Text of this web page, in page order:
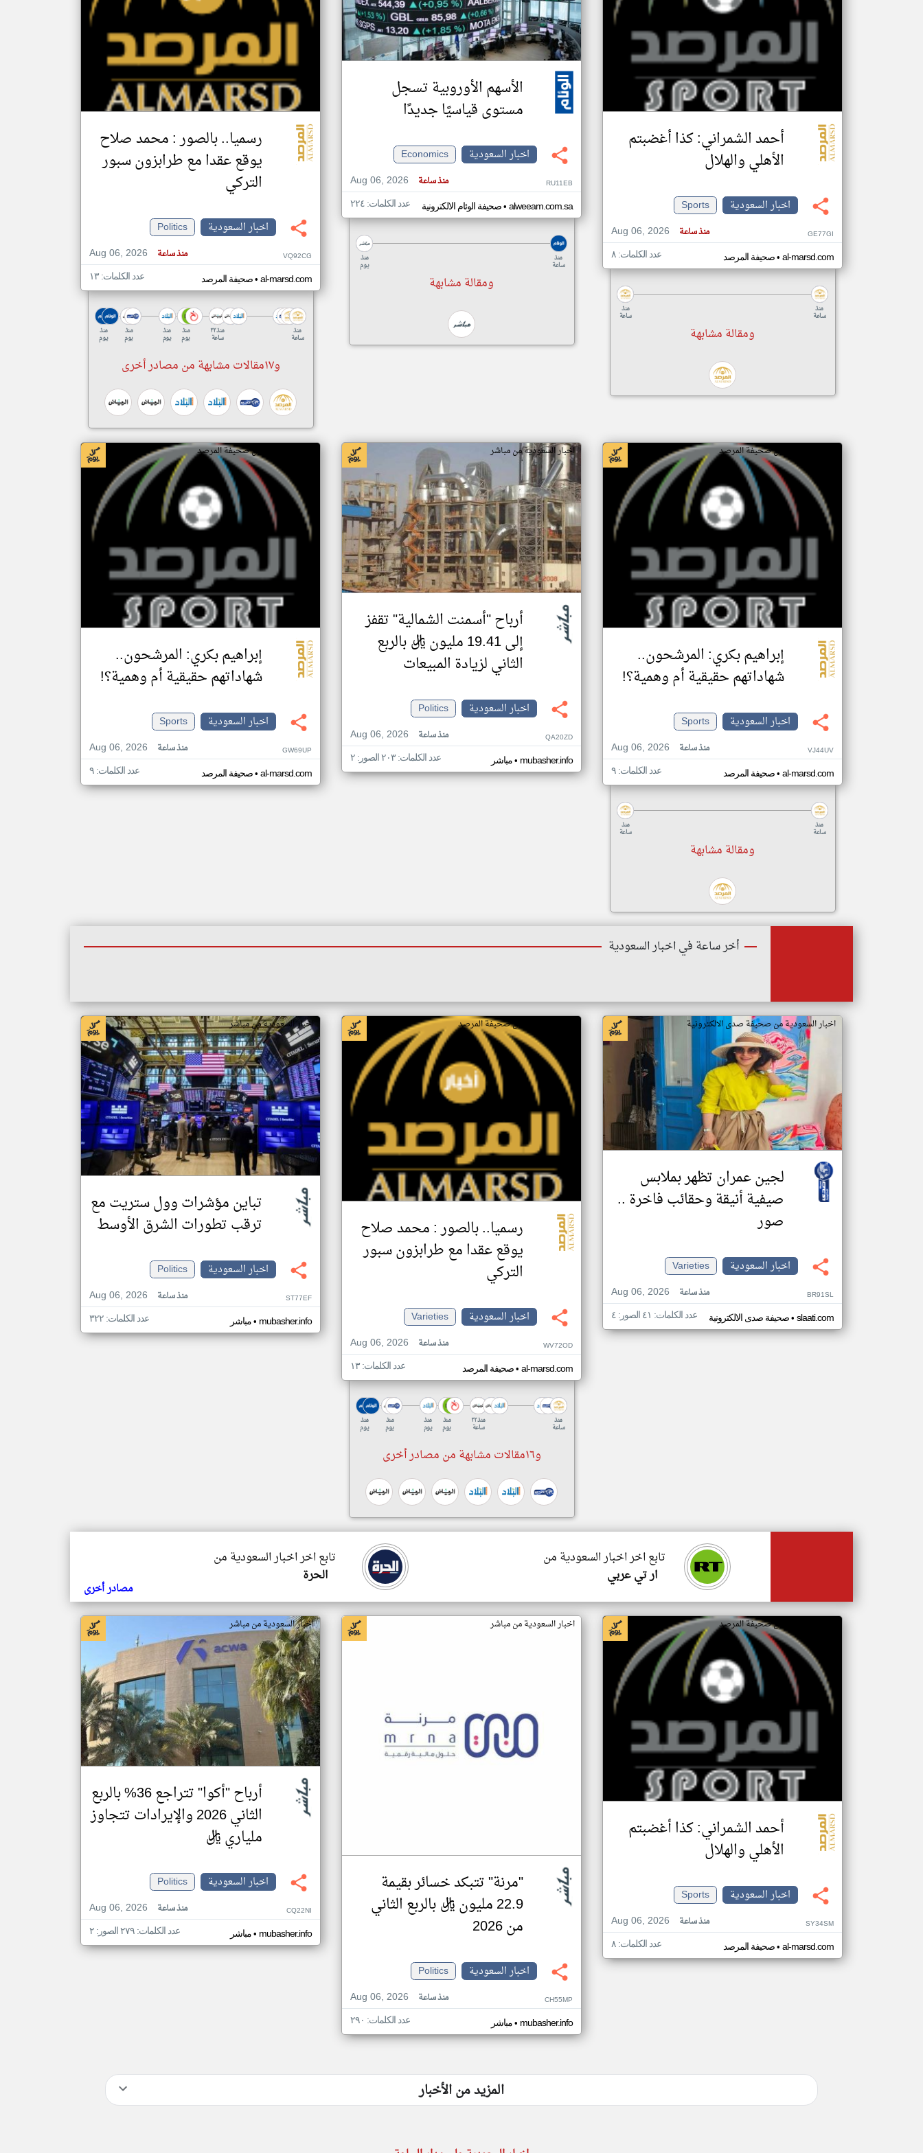
klyoum.com
أحمد الشمراني: كذا أغضبتم
الأهلي والهلال
اخبار السعودية
Sports
Aug 06, 2026
منذ ساعة GE77GI
صحيفة المرصد• al-marsd.com عدد الكلمات: ٨
منذ
ساعة
منذ
ساعة
ومقالة مشابهة
الأسهم الأوروبية تسجل
مستوى قياسيًا جديدًا
اخبار السعودية
Economics
Aug 06, 2026
منذ ساعة RU11EB
صحيفة الوئام الالكترونية• alweeam.com.sa عدد الكلمات: ٢٢٤
منذ
يوم
منذ
ساعة
ومقالة مشابهة
رسميا.. بالصور : محمد صلاح
يوقع عقدا مع طرابزون سبور
التركي
اخبار السعودية
Politics
Aug 06, 2026
منذ ساعة VQ92CG
صحيفة المرصد• al-marsd.com عدد الكلمات: ١٣
منذ
يوم
منذ
يوم
منذ
يوم
منذ
يوم
منذ ٢٢
ساعة
منذ
ساعة
و١٧مقالات مشابهة من مصادر أخرى
اخبار السعودية من صحيفة المرصد
إبراهيم بكري: المرشحون..
شهاداتهم حقيقية أم وهمية؟!
اخبار السعودية
Sports
Aug 06, 2026
منذ ساعة VJ44UV
صحيفة المرصد• al-marsd.com عدد الكلمات: ٩
منذ
ساعة
منذ
ساعة
ومقالة مشابهة
اخبار السعودية من مباشر
أرباح "أسمنت الشمالية" تقفز
إلى 19.41 مليون ريال بالربع
الثاني لزيادة المبيعات
اخبار السعودية
Politics
Aug 06, 2026
منذ ساعة QA20ZD
مباشر• mubasher.info عدد الكلمات: ٢٠٣ الصور: ٢
اخبار السعودية من صحيفة المرصد
إبراهيم بكري: المرشحون..
شهاداتهم حقيقية أم وهمية؟!
اخبار السعودية
Sports
Aug 06, 2026
منذ ساعة GW69UP
صحيفة المرصد• al-marsd.com عدد الكلمات: ٩
أخر ساعة في اخبار السعودية
اخبار السعودية من صحيفة صدى الالكترونية
لجين عمران تظهر بملابس
صيفية أنيقة وحقائب فاخرة ..
صور
اخبار السعودية
Varieties
Aug 06, 2026
منذ ساعة BR91SL
صحيفة صدى الالكترونية• slaati.com عدد الكلمات: ٤١ الصور: ٤
اخبار السعودية من صحيفة المرصد
رسميا.. بالصور : محمد صلاح
يوقع عقدا مع طرابزون سبور
التركي
اخبار السعودية
Varieties
Aug 06, 2026
منذ ساعة WV72OD
صحيفة المرصد• al-marsd.com عدد الكلمات: ١٣
منذ
يوم
منذ
يوم
منذ
يوم
منذ
يوم
منذ ٢٢
ساعة
منذ
ساعة
و١٦مقالات مشابهة من مصادر أخرى
اخبار السعودية من مباشر
تباين مؤشرات وول ستريت مع
ترقب تطورات الشرق الأوسط
اخبار السعودية
Politics
Aug 06, 2026
منذ ساعة ST77EF
مباشر• mubasher.info عدد الكلمات: ٣٢٢
تابع اخر اخبار السعودية من
الحرة
تابع اخر اخبار السعودية من
ار تي عربي
مصادر أخرى
اخبار السعودية من صحيفة المرصد
أحمد الشمراني: كذا أغضبتم
الأهلي والهلال
اخبار السعودية
Sports
Aug 06, 2026
منذ ساعة SY34SM
صحيفة المرصد• al-marsd.com عدد الكلمات: ٨
اخبار السعودية من مباشر
"مرنة" تتبكد خسائر بقيمة
22.9 مليون ريال بالربع الثاني
من 2026
اخبار السعودية
Politics
Aug 06, 2026
منذ ساعة CH55MP
مباشر• mubasher.info عدد الكلمات: ٢٩٠
اخبار السعودية من مباشر
أرباح "أكوا" تتراجع 36% بالربع
الثاني 2026 والإيرادات تتجاوز
ملياري ريال
اخبار السعودية
Politics
Aug 06, 2026
منذ ساعة CQ22NI
مباشر• mubasher.info عدد الكلمات: ٢٧٩ الصور: ٢
المزيد من الأخبار